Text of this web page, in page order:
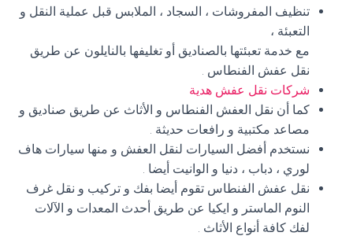
تنظيف المفروشات ، السجاد ، الملابس قبل عملية النقل و
التعبئة ،
مع خدمة تعبئتها بالصناديق أو تغليفها بالنايلون عن طريق
نقل عفش الفنطاس .
شركات نقل عفش هدية
كما أن نقل العفش الفنطاس و الأثاث عن طريق صناديق و
مصاعد مكتبية و رافعات حديثة .
نستخدم أفضل السيارات لنقل العفش و منها سيارات هاف
لوري ، دباب ، دنيا و الوانيت أيضا .
نقل عفش الفنطاس تقوم أيضا بفك و تركيب و نقل غرف
النوم الماستر و ايكيا عن طريق أحدث المعدات و الآلات
لفك كافة أنواع الأثاث .